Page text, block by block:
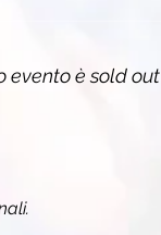
evento è sold out